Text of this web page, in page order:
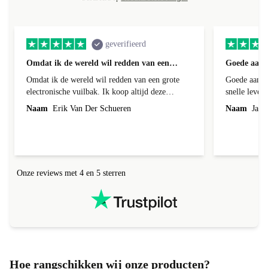
geverifieerd
Omdat ik de wereld wil redden van een…
Omdat ik de wereld wil redden van een grote
electronische vuilbak. Ik koop altijd deze
Goede
snelle
Onze reviews met 4 en 5 sterren